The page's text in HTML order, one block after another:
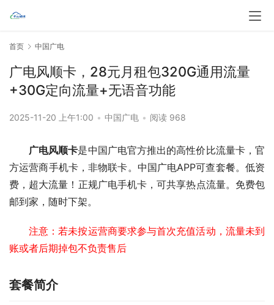
首页 中国广电
广电风顺卡，28元月租包320G通用流量
+30G定向流量+无语音功能
2025-11-20 上午1:00 • 中国广电 • 阅读 968
广电风顺卡是中国广电官方推出的高性价比流量卡，官
方运营商手机卡，非物联卡。中国广电APP可查套餐。低资
费，超大流量！正规广电手机卡，可共享热点流量。免费包
邮到家，随时下架。
注意：若未按运营商要求参与首次充值活动，流量未到
账或者后期掉包不负责售后
套餐简介